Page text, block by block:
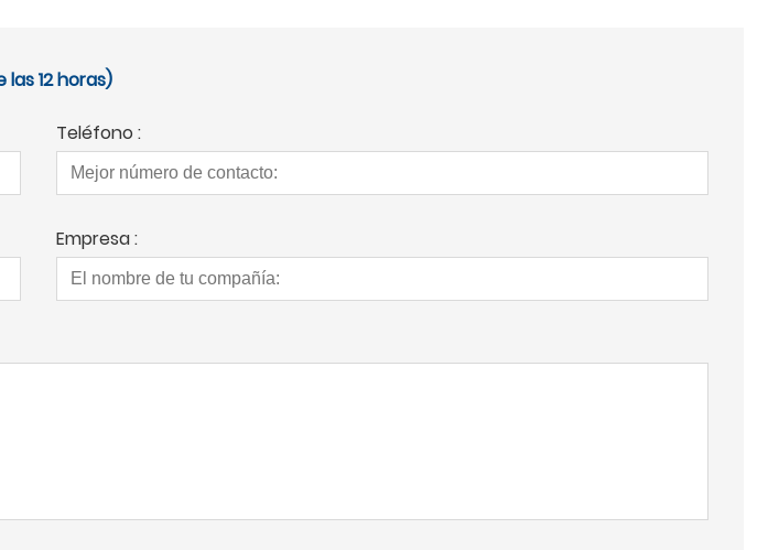
12 horas)
Teléfono :
Empresa :